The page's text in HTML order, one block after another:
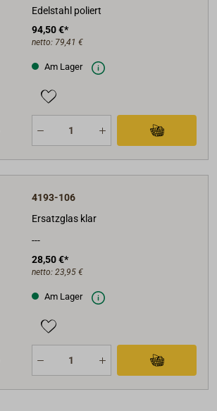
Edelstahl poliert
94,50 €*
netto: 79,41 €
Am Lager
4193-106
Ersatzglas klar
---
28,50 €*
netto: 23,95 €
Am Lager